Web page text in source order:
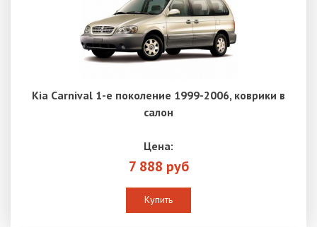
Kia Carnival 1-е поколение 1999-2006, коврики в
салон
Цена:
7 888 руб
Купить